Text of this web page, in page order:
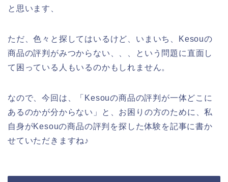
と思います、
ただ、色々と探してはいるけど、いまいち、Kesouの
商品の評判がみつからない、、、という問題に直面し
て困っている人もいるのかもしれません。
なので、今回は、「Kesouの商品の評判が一体どこに
あるのかが分からない」と、お困りの方のために、私
自身がKesouの商品の評判を探した体験を記事に書か
せていただきますね♪